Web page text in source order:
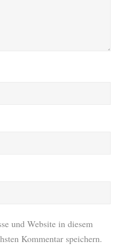
und Website in diesem
Kommentar speichern.